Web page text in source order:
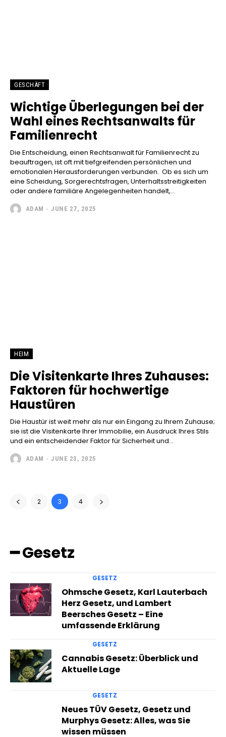
GESCHÄFT
Wichtige Überlegungen bei der
Wahl eines Rechtsanwalts für
Familienrecht
Die Entscheidung, einen Rechtsanwalt für Familienrecht zu
beauftragen, ist oft mit tiefgreifenden persönlichen und
emotionalen Herausforderungen verbunden. Ob es sich um
eine Scheidung, Sorgerechtsfragen, Unterhaltsstreitigkeiten
oder andere familiäre Angelegenheiten handelt,...
ADAM - JUNE 27, 2025
HEIM
Die Visitenkarte Ihres Zuhauses:
Faktoren für hochwertige
Haustüren
Die Haustür ist weit mehr als nur ein Eingang zu Ihrem Zuhause;
sie ist die Visitenkarte Ihrer Immobilie, ein Ausdruck Ihres Stils
und ein entscheidender Faktor für Sicherheit und...
ADAM - JUNE 23, 2025
2 3 4
━ Gesetz
GESETZ
Ohmsche Gesetz, Karl Lauterbach
Herz Gesetz, und Lambert
Beersches Gesetz – Eine
umfassende Erklärung
GESETZ
Cannabis Gesetz: Überblick und
Aktuelle Lage
GESETZ
Neues TÜV Gesetz, Gesetz und
Murphys Gesetz: Alles, was Sie
wissen müssen